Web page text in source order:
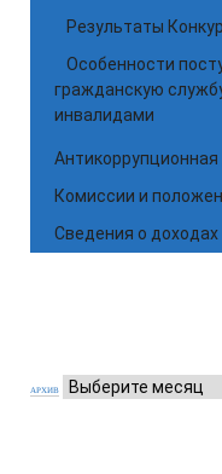
Результаты
Особенности
гражданскую
инвалидами
Комиссии и
Сведения о доходах
АРХИВ